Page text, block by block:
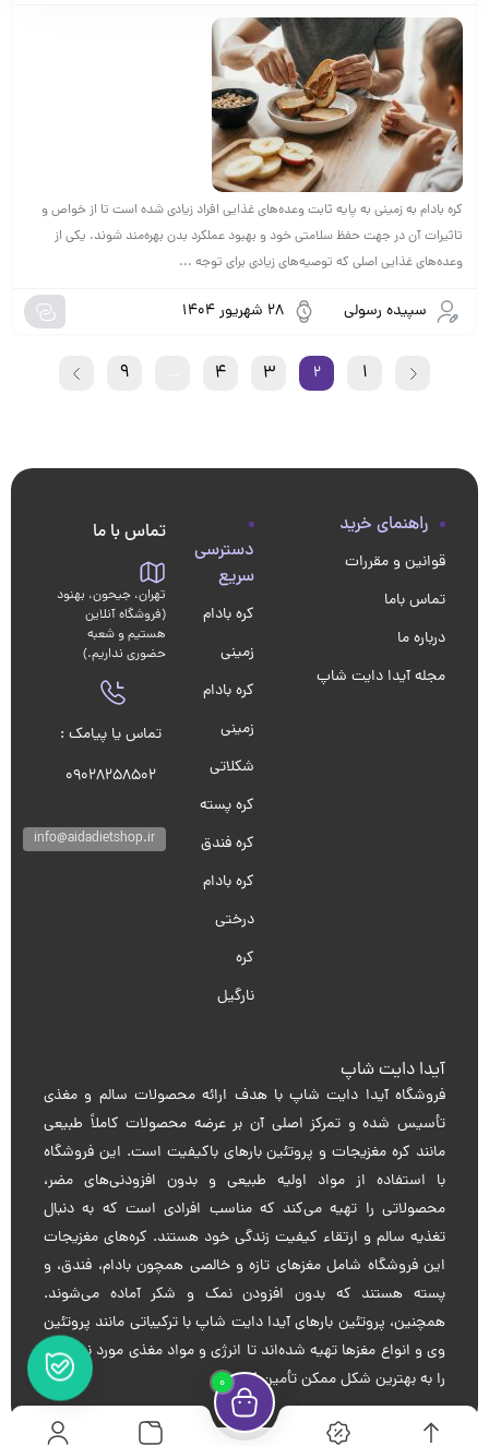
کره بادام به زمینی به پایه ثابت وعده‌های غذایی افراد زیادی شده است تا از خواص و
تاثیرات آن در جهت حفظ سلامتی خود و بهبود عملکرد بدن بهره‌مند شوند. یکی از
وعده‌های غذایی اصلی که توصیه‌های زیادی برای توجه ...
سپیده رسولی 28 شهریور 1404
1
2
3
4
9
0
راهنمای خرید
قوانین و مقررات
تماس باما
درباره ما
مجله آیدا دایت شاپ
دسترسی
سریع
کره بادام
زمینی
کره بادام
زمینی
شکلاتی
کره پسته
کره فندق
کره بادام
درختی
کره
نارگیل
تماس با ما
تهران، جیحون، بهنود
(فروشگاه آنلاین
هستیم و شعبه
حضوری نداریم.)
تماس یا پیامک :
09028258502
info@aidadietshop.ir
آیدا دایت شاپ
فروشگاه آیدا دایت شاپ با هدف ارائه محصولات سالم و مغذی
تأسیس شده و تمرکز اصلی آن بر عرضه محصولات کاملاً طبیعی
مانند کره مغزیجات و پروتئین بارهای باکیفیت است. این فروشگاه
با استفاده از مواد اولیه طبیعی و بدون افزودنی‌های مضر،
محصولاتی را تهیه می‌کند که مناسب افرادی است که به دنبال
تغذیه سالم و ارتقاء کیفیت زندگی خود هستند. کره‌های مغزیجات
این فروشگاه شامل مغزهای تازه و خالصی همچون بادام، فندق، و
پسته هستند که بدون افزودن نمک و شکر آماده می‌شوند.
همچنین، پروتئین بارهای آیدا دایت شاپ با ترکیباتی مانند پروتئین
وی و انواع مغزها تهیه شده‌اند تا انرژی و مواد مغذی مورد نیاز بدن
را به بهترین شکل ممکن تأمین کنند.